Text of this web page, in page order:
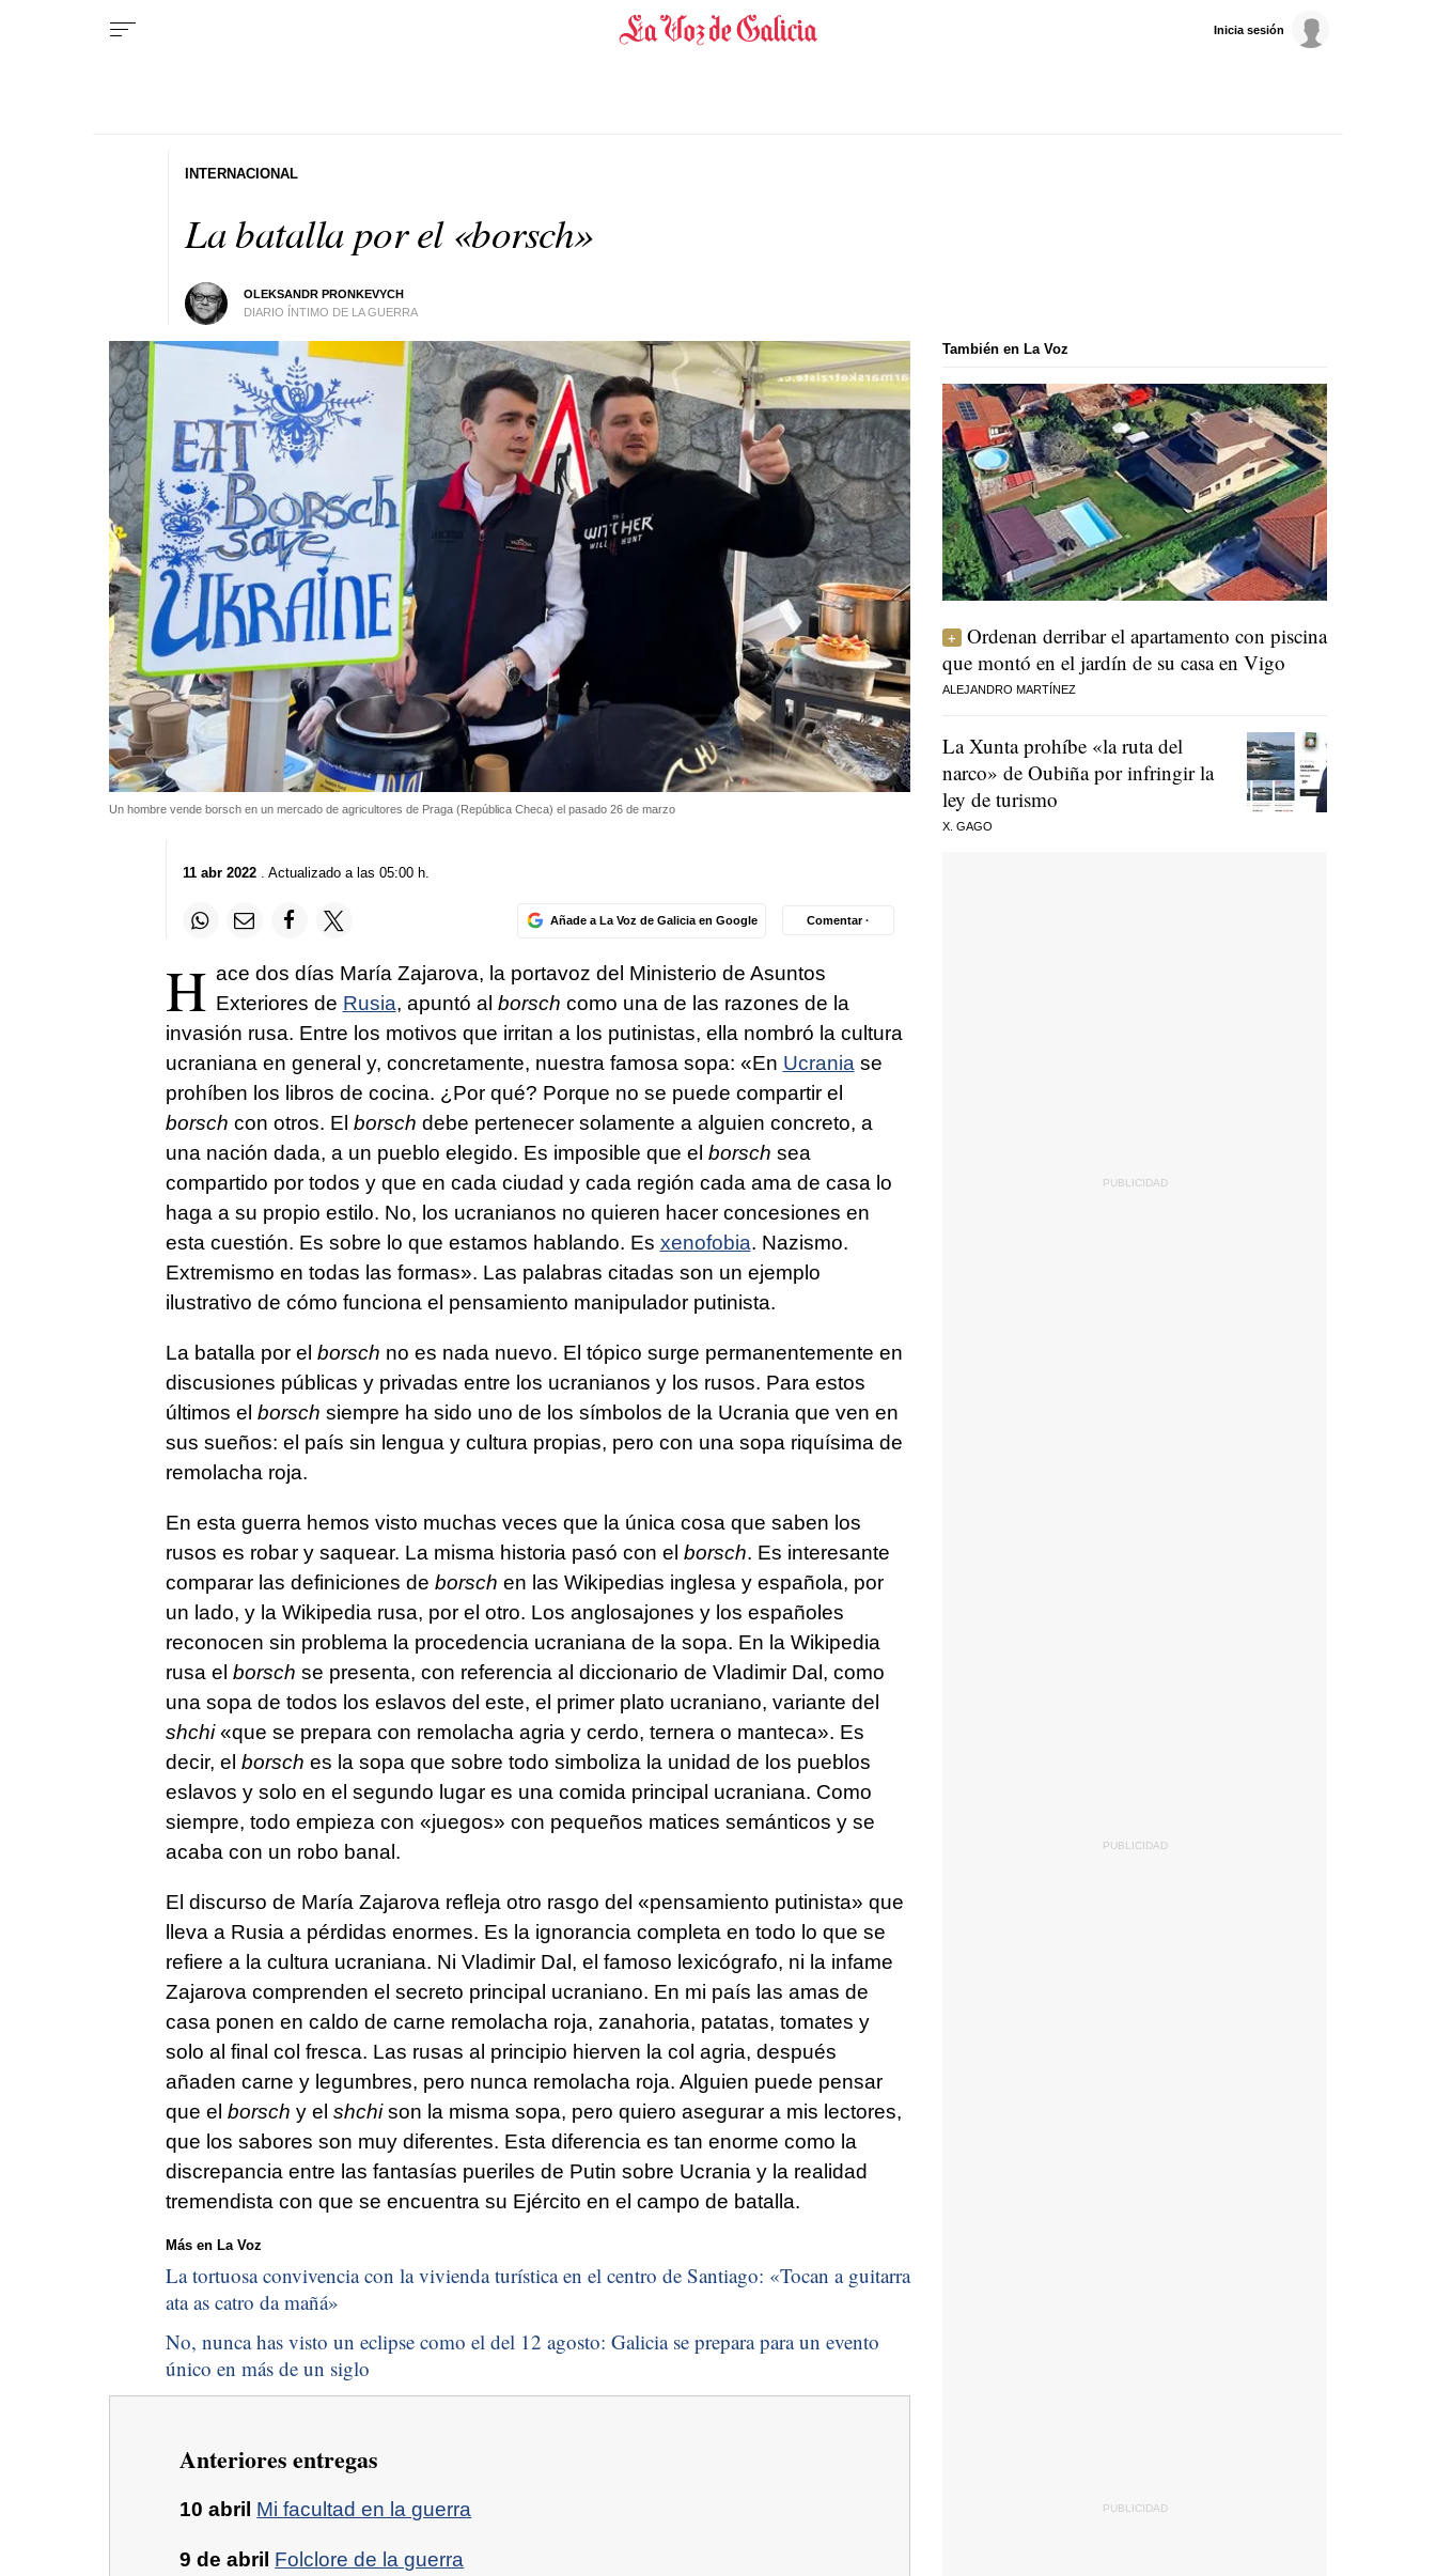
Inicia sesión
La batalla por el «borsch»
OLEKSANDR PRONKEVYCH
DIARIO ÍNTIMO DE LA GUERRA
INTERNACIONAL
Un hombre vende borsch en un mercado de agricultores de Praga (República Checa) el pasado 26 de marzo
11 abr 2022. Actualizado a las 05:00 h.
Añade a La Voz de Galicia en Google Comentar ·
H ace dos días María Zajarova, la portavoz del Ministerio de Asuntos
Exteriores de Rusia, apuntó al borsch como una de las razones de la
invasión rusa. Entre los motivos que irritan a los putinistas, ella nombró la cultura
ucraniana en general y, concretamente, nuestra famosa sopa: «En Ucraniase
prohíben los libros de cocina. ¿Por qué? Porque no se puede compartir el
borsch con otros. El borsch debe pertenecer solamente a alguien concreto, a
una nación dada, a un pueblo elegido. Es imposible que el borsch sea
compartido por todos y que en cada ciudad y cada región cada ama de casa lo
haga a su propio estilo. No, los ucranianos no quieren hacer concesiones en
esta cuestión. Es sobre lo que estamos hablando. Es xenofobia. Nazismo.
Extremismo en todas las formas». Las palabras citadas son un ejemplo
ilustrativo de cómo funciona el pensamiento manipulador putinista.
La batalla por el borsch no es nada nuevo. El tópico surge permanentemente en
discusiones públicas y privadas entre los ucranianos y los rusos. Para estos
últimos el borsch siempre ha sido uno de los símbolos de la Ucrania que ven en
sus sueños: el país sin lengua y cultura propias, pero con una sopa riquísima de
remolacha roja.
En esta guerra hemos visto muchas veces que la única cosa que saben los
rusos es robar y saquear. La misma historia pasó con el borsch. Es interesante
comparar las definiciones de borsch en las Wikipedias inglesa y española, por
un lado, y la Wikipedia rusa, por el otro. Los anglosajones y los españoles
reconocen sin problema la procedencia ucraniana de la sopa. En la Wikipedia
rusa el borsch se presenta, con referencia al diccionario de Vladimir Dal, como
una sopa de todos los eslavos del este, el primer plato ucraniano, variante del
shchi«que se prepara con remolacha agria y cerdo, ternera o manteca». Es
decir, el borsch es la sopa que sobre todo simboliza la unidad de los pueblos
eslavos y solo en el segundo lugar es una comida principal ucraniana. Como
siempre, todo empieza con «juegos» con pequeños matices semánticos y se
acaba con un robo banal.
El discurso de María Zajarova refleja otro rasgo del «pensamiento putinista» que
lleva a Rusia a pérdidas enormes. Es la ignorancia completa en todo lo que se
refiere a la cultura ucraniana. Ni Vladimir Dal, el famoso lexicógrafo, ni la infame
Zajarova comprenden el secreto principal ucraniano. En mi país las amas de
casa ponen en caldo de carne remolacha roja, zanahoria, patatas, tomates y
solo al final col fresca. Las rusas al principio hierven la col agria, después
añaden carne y legumbres, pero nunca remolacha roja. Alguien puede pensar
que el borsch y el shchison la misma sopa, pero quiero asegurar a mis lectores,
que los sabores son muy diferentes. Esta diferencia es tan enorme como la
discrepancia entre las fantasías pueriles de Putin sobre Ucrania y la realidad
tremendista con que se encuentra su Ejército en el campo de batalla.
Más en La Voz
La tortuosa convivencia con la vivienda turística en el centro de Santiago: «Tocan a guitarra
ata as catro da mañá»
No, nunca has visto un eclipse como el del 12 agosto: Galicia se prepara para un evento
único en más de un siglo
Anteriores entregas
10 abril Mi facultad en la guerra
9 de abril Folclore de la guerra
También en La Voz
Ordenan derribar el apartamento con piscina
que montó en el jardín de su casa en Vigo
ALEJANDRO MARTÍNEZ
La Xunta prohíbe «la ruta del
narco» de Oubiña por infringir la
ley de turismo
X. GAGO